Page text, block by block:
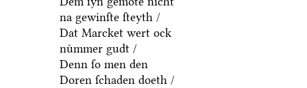
na gewinſte ſteyth /
Dat Marcket wert ock
nuͤmmer gudt /
Denn ſo men den
Doren ſchaden doeth /